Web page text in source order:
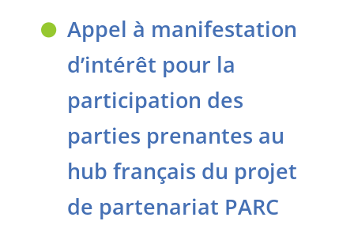
Appel à manifestation
d’intérêt pour la
participation des
parties prenantes au
hub français du projet
de partenariat PARC